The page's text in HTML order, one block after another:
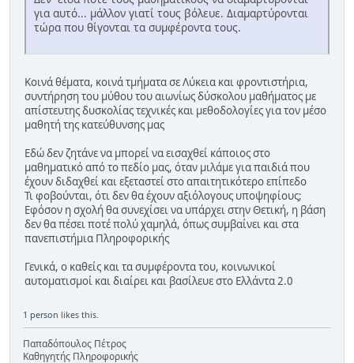
για αυτό... μάλλον γιατί τους βόλευε. Διαμαρτύρονται
τώρα που θίγονται τα συμφέροντα τους.
Κοινά θέματα, κοινά τμήματα σε Λύκεια και φροντιστήρια,
συντήρηση του μύθου του αιωνίως δύσκολου μαθήματος με
απίστευτης δυσκολίας τεχνικές και μεθοδολογίες για τον μέσο
μαθητή της κατεύθυνσης μας
Εδώ δεν ζητάνε να μπορεί να εισαχθεί κάποιος στο
μαθηματικό από το πεδίο μας, όταν μιλάμε για παιδιά που
έχουν διδαχθεί και εξεταστεί στο απαιτητικότερο επίπεδο
Τι φοβούνται, ότι δεν θα έχουν αξιόλογους υποψηφίους;
Εφόσον η σχολή θα συνεχίσει να υπάρχει στην Θετική, η βάση
δεν θα πέσει ποτέ πολύ χαμηλά, όπως συμβαίνει και στα
πανεπιστήμια Πληροφορικής
Γενικά, ο καθείς και τα συμφέροντα του, κοινωνικοί
αυτοματισμοί και διαίρει και βασίλευε στο Ελλάντα 2.0
1 person likes this.
Παπαδόπουλος Πέτρος
Καθηγητής Πληροφορικής